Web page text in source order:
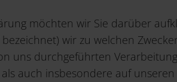
möchten wir Sie darüber
wir zu welchen
uns durchgeführten
auch insbesondere auf